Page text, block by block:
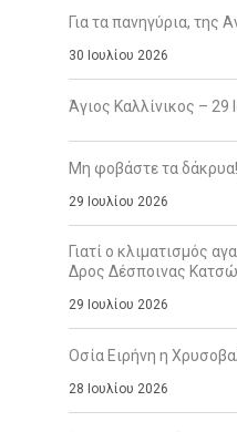
Για τα πανηγύρια, της
30 Ιουλίου 2026
Άγιος Καλλίνικος – 29
Μη φοβάστε τα
29 Ιουλίου 2026
Γιατί ο κλιματισμός
Δρος Δέσποινας
29 Ιουλίου 2026
Οσία Ειρήνη η
28 Ιουλίου 2026